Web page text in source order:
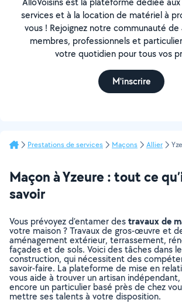
services et à la location de matériel à
vous ! Rejoignez notre communauté de
membres, professionnels et
votre quotidien pour tous vos
M'inscrire
Prestations de services Maçons Allier
Maçon à Yzeure : tout ce
savoir
Vous prévoyez d’entamer destravaux de
votre maison ? Travaux de gros-œuvre et
aménagement extérieur, terrassement,
façades et de sols. Voici des tâches dans
construction, qui nécessitent des
savoir-faire. La plateforme de mise en
vous aide à trouver un artisan
encore un particulier basé près de chez
mettre ses talents à votre disposition.